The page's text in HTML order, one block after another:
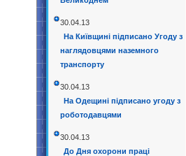
30.04.13
На Київщині підписано Угоду з
наглядовцями наземного
транспорту
30.04.13
На Одещині підписано угоду з
роботодавцями
30.04.13
До Дня охорони праці